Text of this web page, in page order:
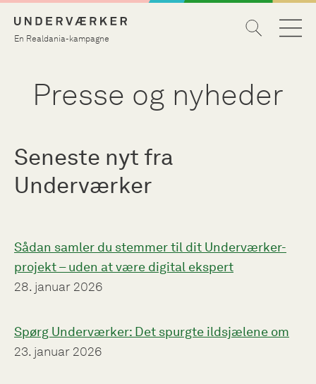
En Realdania-kampagne
Presse og nyheder
Seneste nyt fra
Underværker
Sådan samler du stemmer til dit Underværker-
projekt – uden at være digital ekspert
28. januar 2026
Spørg Underværker: Det spurgte ildsjælene om
23. januar 2026